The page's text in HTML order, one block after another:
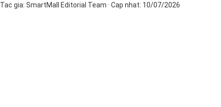
Tac gia: SmartMall Editorial Team · Cap nhat: 10/07/2026